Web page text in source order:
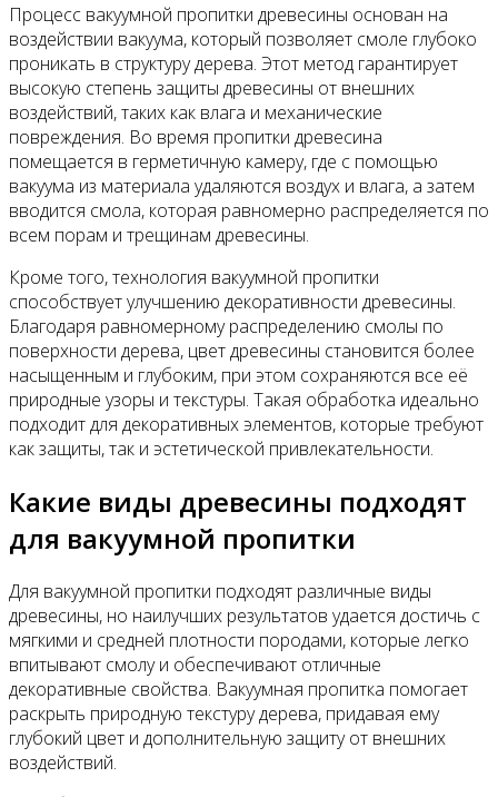
Процесс вакуумной пропитки древесины основан на
воздействии вакуума, который позволяет смоле глубоко
проникать в структуру дерева. Этот метод гарантирует
высокую степень защиты древесины от внешних
воздействий, таких как влага и механические
повреждения. Во время пропитки древесина
помещается в герметичную камеру, где с помощью
вакуума из материала удаляются воздух и влага, а затем
вводится смола, которая равномерно распределяется по
всем порам и трещинам древесины.
Кроме того, технология вакуумной пропитки
способствует улучшению декоративности древесины.
Благодаря равномерному распределению смолы по
поверхности дерева, цвет древесины становится более
насыщенным и глубоким, при этом сохраняются все её
природные узоры и текстуры. Такая обработка идеально
подходит для декоративных элементов, которые требуют
как защиты, так и эстетической привлекательности.
Какие виды древесины подходят
для вакуумной пропитки
Для вакуумной пропитки подходят различные виды
древесины, но наилучших результатов удается достичь с
мягкими и средней плотности породами, которые легко
впитывают смолу и обеспечивают отличные
декоративные свойства. Вакуумная пропитка помогает
раскрыть природную текстуру дерева, придавая ему
глубокий цвет и дополнительную защиту от внешних
воздействий.